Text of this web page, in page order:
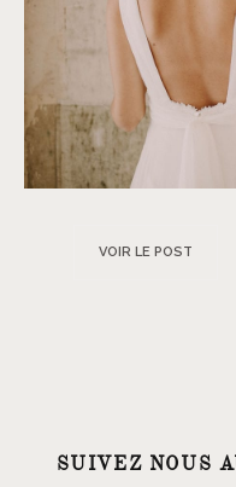
VOIR LE POST
SUIVEZ NOUS